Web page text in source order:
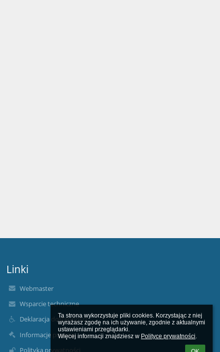
Ta strona wykorzystuje pliki cookies. Korzystając z niej
wyrażasz zgodę na ich używanie, zgodnie z aktualnymi
ustawieniami przeglądarki.
Więcej informacji znajdziesz w Polityce prywatności.
Linki
Webmaster
Wsparcie techniczne
Deklaracja dostępności
Informacje prawne
Polityka prywatności